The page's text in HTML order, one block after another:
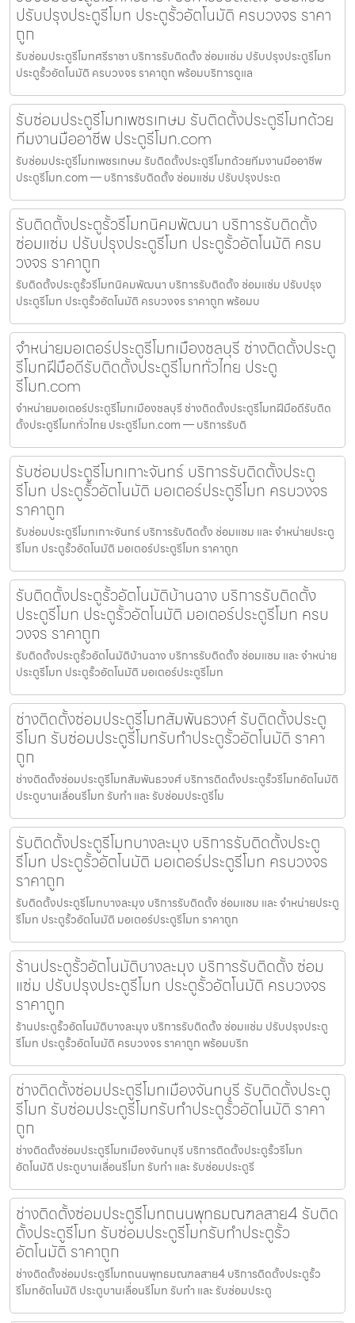
ปรับปรุงประตูรีโมท ประตูรั้วอัตโนมัติ ครบวงจร ราคา
ถูก
รับซ่อมประตูรีโมทศรีราชา บริการรับติดตั้ง ซ่อมแซ่ม ปรับปรุงประตูรีโมท
ประตูรั้วอัตโนมัติ ครบวงจร ราคาถูก พร้อมบริการดูแล
รับซ่อมประตูรีโมทเพชรเกษม รับติดตั้งประตูรีโมทด้วย
ทีมงานมืออาชีพ ประตูรีโมท.com
รับซ่อมประตูรีโมทเพชรเกษม รับติดตั้งประตูรีโมทด้วยทีมงานมืออาชีพ
ประตูรีโมท.com — บริการรับติดตั้ง ซ่อมแซ่ม ปรับปรุงประต
รับติดตั้งประตูรั้วรีโมทนิคมพัฒนา บริการรับติดตั้ง
ซ่อมแซ่ม ปรับปรุงประตูรีโมท ประตูรั้วอัตโนมัติ ครบ
วงจร ราคาถูก
รับติดตั้งประตูรั้วรีโมทนิคมพัฒนา บริการรับติดตั้ง ซ่อมแซ่ม ปรับปรุง
ประตูรีโมท ประตูรั้วอัตโนมัติ ครบวงจร ราคาถูก พร้อมบ
จำหน่ายมอเตอร์ประตูรีโมทเมืองชลบุรี ช่างติดตั้งประตู
รีโมทฝีมือดีรับติดตั้งประตูรีโมททั่วไทย ประตู
รีโมท.com
จำหน่ายมอเตอร์ประตูรีโมทเมืองชลบุรี ช่างติดตั้งประตูรีโมทฝีมือดีรับติด
ตั้งประตูรีโมททั่วไทย ประตูรีโมท.com — บริการรับติ
รับซ่อมประตูรีโมทเกาะจันทร์ บริการรับติดตั้งประตู
รีโมท ประตูรั้วอัตโนมัติ มอเตอร์ประตูรีโมท ครบวงจร
ราคาถูก
รับซ่อมประตูรีโมทเกาะจันทร์ บริการรับติดตั้ง ซ่อมแซม และ จำหน่ายประตู
รีโมท ประตูรั้วอัตโนมัติ มอเตอร์ประตูรีโมท ราคาถูก
รับติดตั้งประตูรั้วอัตโนมัติบ้านฉาง บริการรับติดตั้ง
ประตูรีโมท ประตูรั้วอัตโนมัติ มอเตอร์ประตูรีโมท ครบ
วงจร ราคาถูก
รับติดตั้งประตูรั้วอัตโนมัติบ้านฉาง บริการรับติดตั้ง ซ่อมแซม และ จำหน่าย
ประตูรีโมท ประตูรั้วอัตโนมัติ มอเตอร์ประตูรีโมท
ช่างติดตั้งซ่อมประตูรีโมทสัมพันธวงศ์ รับติดตั้งประตู
รีโมท รับซ่อมประตูรีโมทรับทำประตูรั้วอัตโนมัติ ราคา
ถูก
ช่างติดตั้งซ่อมประตูรีโมทสัมพันธวงศ์ บริการติดตั้งประตูรั้วรีโมทอัตโนมัติ
ประตูบานเลื่อนรีโมท รับทำ และ รับซ่อมประตูรีโม
รับติดตั้งประตูรีโมทบางละมุง บริการรับติดตั้งประตู
รีโมท ประตูรั้วอัตโนมัติ มอเตอร์ประตูรีโมท ครบวงจร
ราคาถูก
รับติดตั้งประตูรีโมทบางละมุง บริการรับติดตั้ง ซ่อมแซม และ จำหน่ายประตู
รีโมท ประตูรั้วอัตโนมัติ มอเตอร์ประตูรีโมท ราคาถูก
ร้านประตูรั้วอัตโนมัติบางละมุง บริการรับติดตั้ง ซ่อม
แซ่ม ปรับปรุงประตูรีโมท ประตูรั้วอัตโนมัติ ครบวงจร
ราคาถูก
ร้านประตูรั้วอัตโนมัติบางละมุง บริการรับติดตั้ง ซ่อมแซ่ม ปรับปรุงประตู
รีโมท ประตูรั้วอัตโนมัติ ครบวงจร ราคาถูก พร้อมบริก
ช่างติดตั้งซ่อมประตูรีโมทเมืองจันทบุรี รับติดตั้งประตู
รีโมท รับซ่อมประตูรีโมทรับทำประตูรั้วอัตโนมัติ ราคา
ถูก
ช่างติดตั้งซ่อมประตูรีโมทเมืองจันทบุรี บริการติดตั้งประตูรั้วรีโมท
อัตโนมัติ ประตูบานเลื่อนรีโมท รับทำ และ รับซ่อมประตูรี
ช่างติดตั้งซ่อมประตูรีโมทถนนพุทธมณฑลสาย4 รับติด
ตั้งประตูรีโมท รับซ่อมประตูรีโมทรับทำประตูรั้ว
อัตโนมัติ ราคาถูก
ช่างติดตั้งซ่อมประตูรีโมทถนนพุทธมณฑลสาย4 บริการติดตั้งประตูรั้ว
รีโมทอัตโนมัติ ประตูบานเลื่อนรีโมท รับทำ และ รับซ่อมประตู